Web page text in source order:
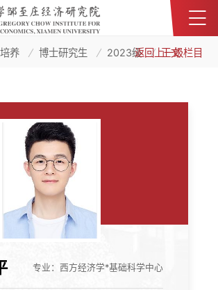
养 博士研究生 2023级 正文
返回上一级栏目
专业：西方经济学*基础科学中心